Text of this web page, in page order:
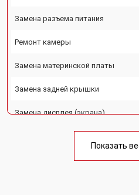
Замена разъема питания
Ремонт камеры
Замена материнской платы
Замена задней крышки
Замена дисплея (экрана)
Ремонт цепи питания
Показать